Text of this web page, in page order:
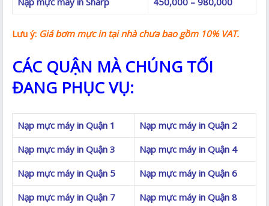
Lưu ý: Giá bơm mực intại nhàchưa bao gồm 10% VAT.
CÁC QUẬN MÀ CHÚNG TỐI
ĐANG PHỤC VỤ:
Nạp mực máy in Quận 1
Nạp mực máy in Quận 2
Nạp mực máy in Quận 3
Nạp mực máy in Quận 4
Nạp mực máy in Quận 5
Nạp mực máy in Quận 6
Nạp mực máy in Quận 7
Nạp mực máy in Quận 8